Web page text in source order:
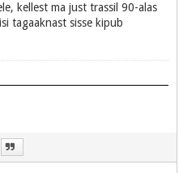
kellest ma just trassil 90-alas
tagaaknast sisse kipub